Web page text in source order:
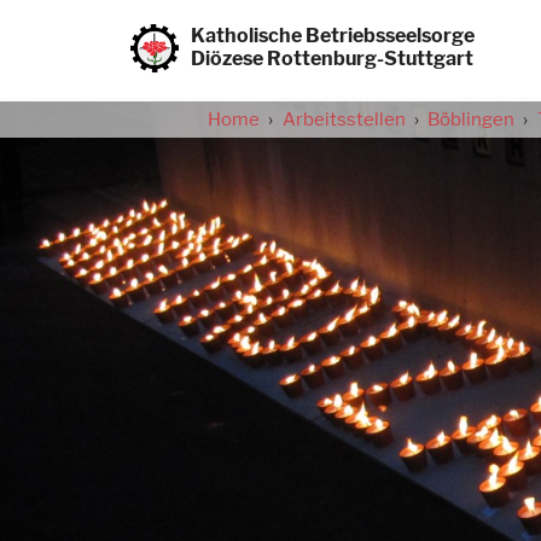
Katholische Betriebsseelsorge
Diözese Rottenburg-Stuttgart
Pfadnavigation
Home Arbeitsstellen Böblingen